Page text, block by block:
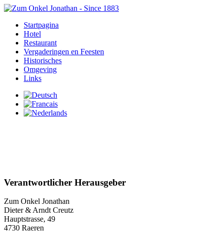
Startpagina
Hotel
Restaurant
Vergaderingen en Feesten
Historisches
Omgeving
Links
Verantwortlicher Herausgeber
Zum Onkel Jonathan
Dieter & Arndt Creutz
Hauptstrasse, 49
4730 Raeren